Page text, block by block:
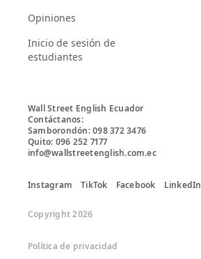
Opiniones
Inicio de sesión de
estudiantes
Wall Street English Ecuador
Contáctanos:
Samborondón: 098 372 3476
Quito: 096 252 7177
info@wallstreetenglish.com.ec
Instagram TikTok Facebook LinkedIn
Copyright 2026
Política de privacidad